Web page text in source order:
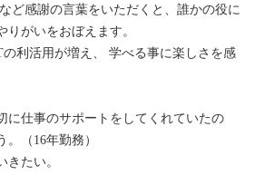
ど感謝の言葉をいただくと、誰かの役に
がいをおぼえます。
利活用が増え、 学べる事に楽しさを感
に仕事のサポートをしてくれていたの
（16年勤務）
たい。